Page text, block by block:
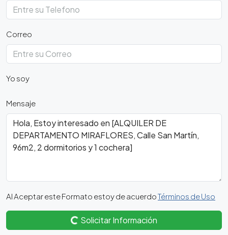
Correo
Yo soy
Mensaje
Al Aceptar este Formato estoy de acuerdoTérminos de Uso
Solicitar Información